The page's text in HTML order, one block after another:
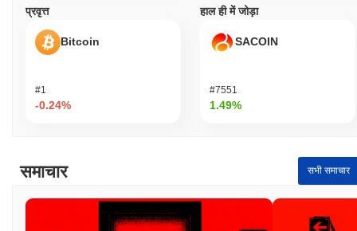
प्रवृत्त
Bitcoin
#1
-0.24%
हाल ही में जोड़ा
SACOIN
#7551
1.49%
समाचार सभी समाचार